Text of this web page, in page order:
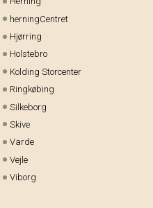
herningCentret
Hjørring
Holstebro
Kolding Storcenter
Ringkøbing
Silkeborg
Skive
Varde
Vejle
Viborg